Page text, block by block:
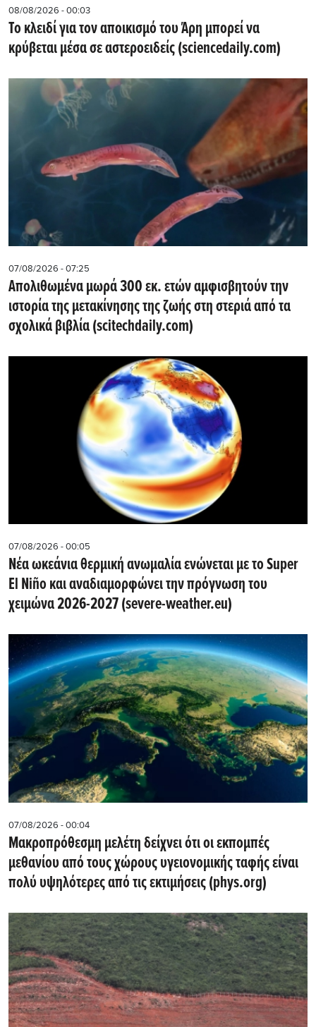
08/08/2026 - 00:03
Το κλειδί για τον αποικισμό του Άρη μπορεί να
κρύβεται μέσα σε αστεροειδείς (sciencedaily.com)
07/08/2026 - 07:25
Απολιθωμένα μωρά 300 εκ. ετών αμφισβητούν την
ιστορία της μετακίνησης της ζωής στη στεριά από τα
σχολικά βιβλία (scitechdaily.com)
07/08/2026 - 00:05
Νέα ωκεάνια θερμική ανωμαλία ενώνεται με το Super
El Niño και αναδιαμορφώνει την πρόγνωση του
χειμώνα 2026-2027 (severe-weather.eu)
07/08/2026 - 00:04
Μακροπρόθεσμη μελέτη δείχνει ότι οι εκπομπές
μεθανίου από τους χώρους υγειονομικής ταφής είναι
πολύ υψηλότερες από τις εκτιμήσεις (phys.org)